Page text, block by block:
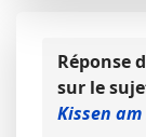
Réponse
sur le
Kissen